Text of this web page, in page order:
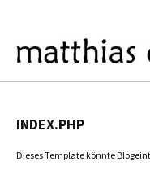
INDEX.PHP
Dieses Template könnte